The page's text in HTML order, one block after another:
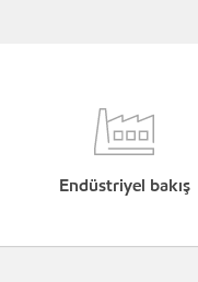
Endüstriyel bakış